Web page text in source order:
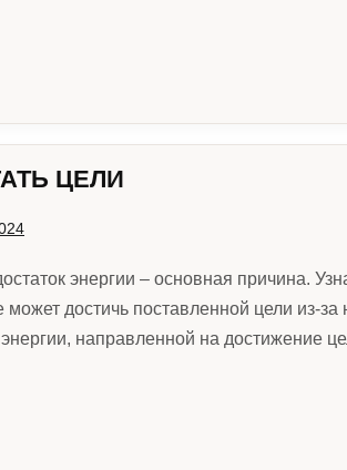
ЦЕЛИ
энергии – основная причина.
достичь поставленной цели из-
направленной на достижение